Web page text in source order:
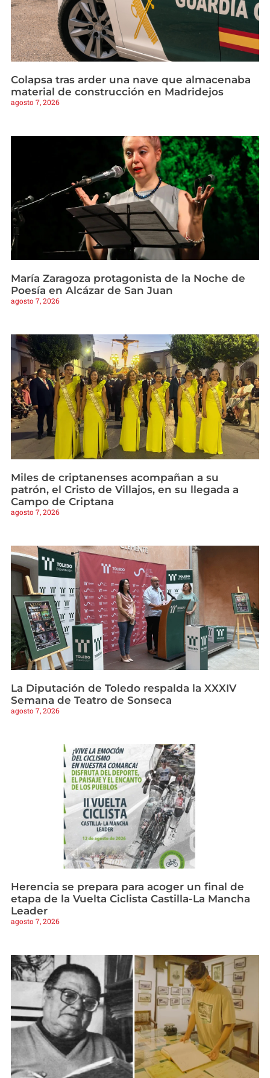
Colapsa tras arder una nave que almacenaba
material de construcción en Madridejos
agosto 7, 2026
María Zaragoza protagonista de la Noche de
Poesía en Alcázar de San Juan
agosto 7, 2026
Miles de criptanenses acompañan a su
patrón, el Cristo de Villajos, en su llegada a
Campo de Criptana
agosto 7, 2026
La Diputación de Toledo respalda la XXXIV
Semana de Teatro de Sonseca
agosto 7, 2026
Herencia se prepara para acoger un final de
etapa de la Vuelta Ciclista Castilla-La Mancha
Leader
agosto 7, 2026